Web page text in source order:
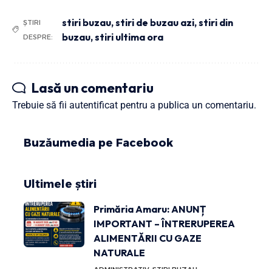
ȘTIRI
DESPRE:
stiri buzau,stiri de buzau azi,stiri din
buzau,stiri ultima ora
Lasă un comentariu
Trebuie să fii autentificat pentru a publica un comentariu.
Buzăumedia pe Facebook
Ultimele știri
Primăria Amaru: ANUNȚ
IMPORTANT – ÎNTRERUPEREA
ALIMENTĂRII CU GAZE
NATURALE